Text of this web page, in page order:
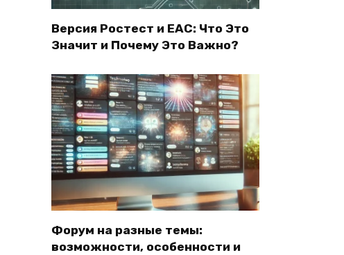
Версия Ростест и EAC: Что Это
Значит и Почему Это Важно?
Форум на разные темы:
возможности, особенности и